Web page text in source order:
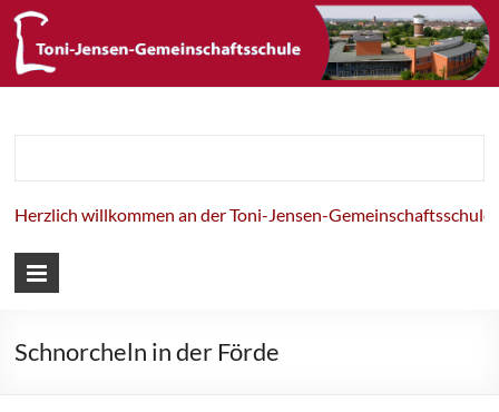
an der Toni-Jensen-Gemeinschaftsschule!
Schnorcheln in der Förde